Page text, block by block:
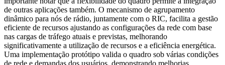
de outras aplicações também. O mecanismo de agrupamento
dinâmico para nós de rádio, juntamente com o RIC, facilita a gestão
eficiente de recursos ajustando as configurações da rede com base
nas cargas de tráfego atuais e previstas, melhorando
significativamente a utilização de recursos e a eficiência energética.
Uma implementação protótipo valida o quadro sob várias condições